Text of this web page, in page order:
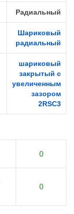
Радиальный
Шариковый
радиальный
шариковый
закрытый с
увеличенным
зазором
2RSС3
0
0